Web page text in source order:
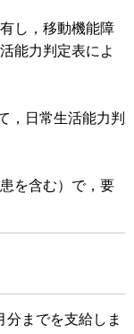
し，移動機能障
能力判定表によ
，日常生活能力判
を含む）で，要
分までを支給しま